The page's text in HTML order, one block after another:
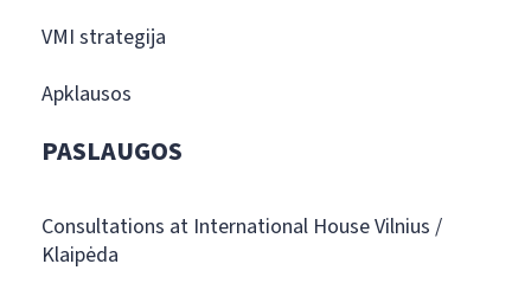
VMI strategija
Apklausos
PASLAUGOS
Consultations at International House Vilnius /
Klaipėda